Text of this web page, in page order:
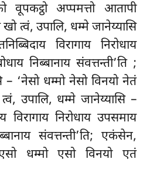
अप्पमत्तो आतापी
खो त्वं, उपालि, धम्मे जानेय्यासि
विरागाय निरोधाय
निब्बानाय संवत्तन्ती’ति ;
‘नेसो धम्मो नेसो विनयो नेतं
उपालि, धम्मे जानेय्यासि –
विरागाय निरोधाय उपसमाय
संवत्तन्ती’ति; एकंसेन,
धम्मो एसो विनयो एतं